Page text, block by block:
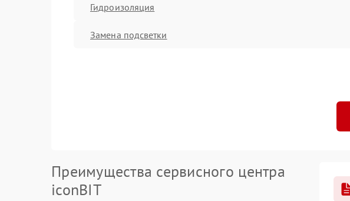
Гидроизоляция
Замена подсветки
Преимущества сервисного центра
iconBIT